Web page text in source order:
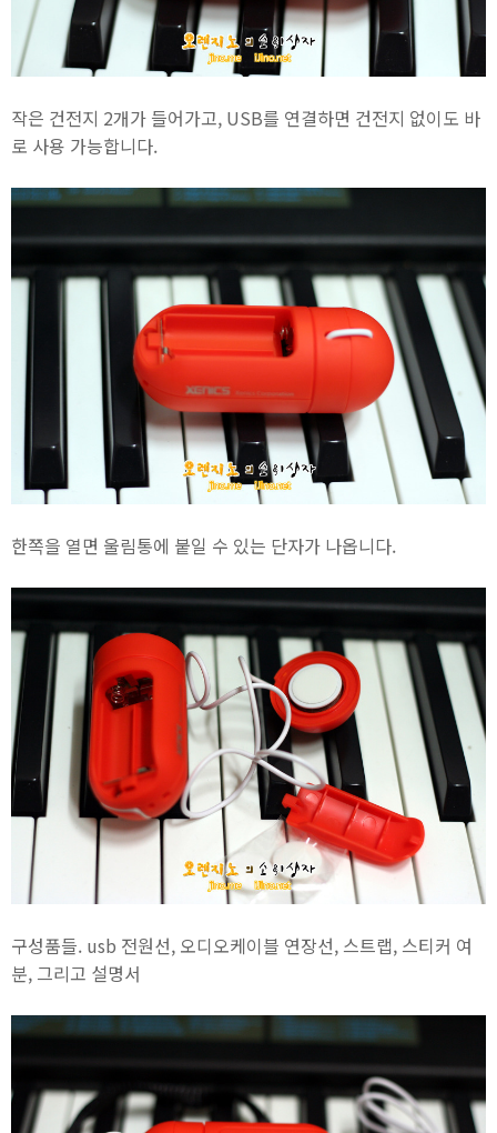
작은 건전지 2개가 들어가고, USB를 연결하면 건전지 없이도 바
로 사용 가능합니다.
한쪽을 열면 울림통에 붙일 수 있는 단자가 나옵니다.
구성품들. usb 전원선, 오디오케이블 연장선, 스트랩, 스티커 여
분, 그리고 설명서